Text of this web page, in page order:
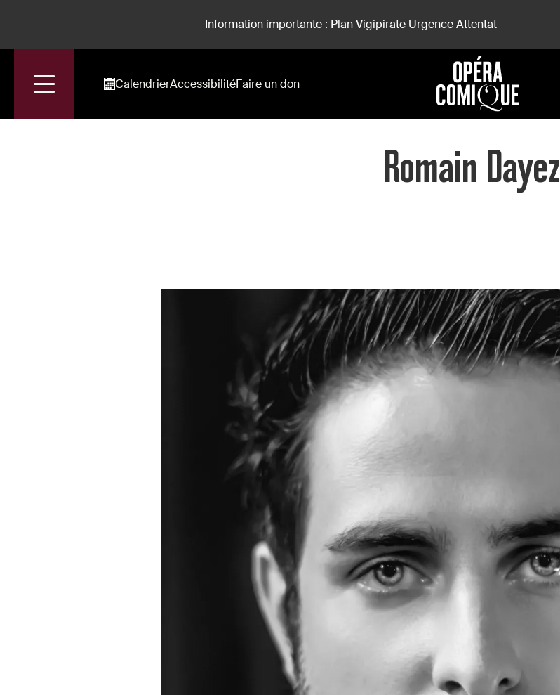
Information importante : Plan Vigipirate Urgence Attentat
CalendrierAccessibilitéFaire un don
Accueil Romain Dayez
Romain Dayez